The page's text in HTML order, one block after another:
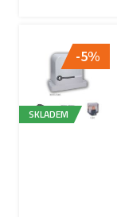
-5%
SKLADEM